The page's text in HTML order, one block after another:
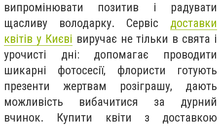
випромінювати позитив і радувати
щасливу володарку. Сервіс доставки
квітів у Києві виручає не тільки в свята і
урочисті дні: допомагає проводити
шикарні фотосесії, флористи готують
презенти жертвам розіграшу, дають
можливість вибачитися за дурний
вчинок. Купити квіти з доставкою